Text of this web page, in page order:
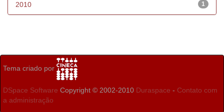
1
2010
Tema criado por
DSpace Software Copyright © 2002-2010 Duraspace - Contato com
a administração